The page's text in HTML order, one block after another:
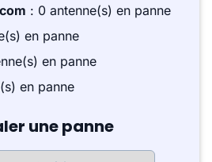
: 0 antenne(s) en panne
en panne
en panne
en panne
une panne